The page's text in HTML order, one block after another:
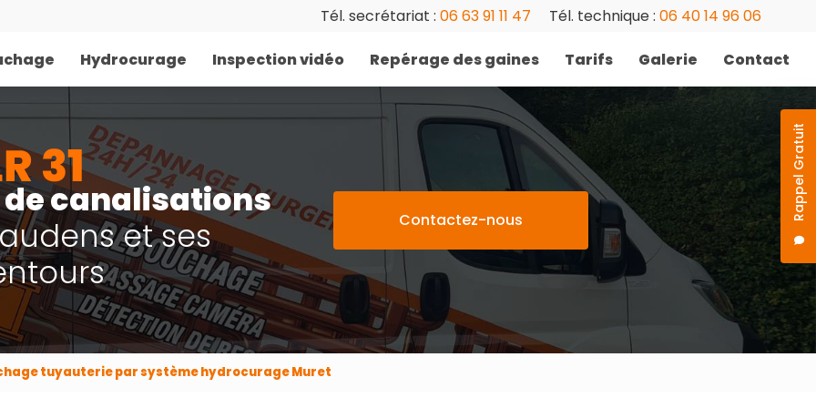
Tél. secrétariat : 06 63 91 11 47 Tél. technique : 06 40 14 96 06
Rappel Gratuit
Hydrocurage Inspection vidéo Repérage des gaines Tarifs Galerie Contact
canalisations
et ses
Contactez-nous
tuyauterie par système hydrocurage Muret